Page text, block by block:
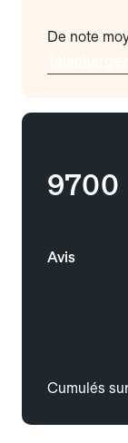
De note
9700
Avis
Cumulés